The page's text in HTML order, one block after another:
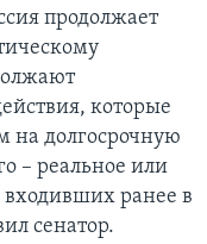
продолжает
которые
на долгосрочную
– реальное или
входивших ранее в
сенатор.